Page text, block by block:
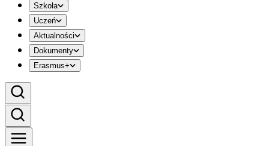
Szkoła
Uczeń
Aktualności
Dokumenty
Erasmus+